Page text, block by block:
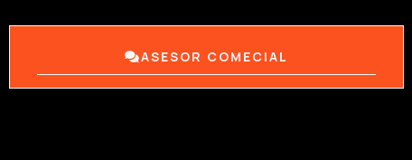
ASESOR COMECIAL